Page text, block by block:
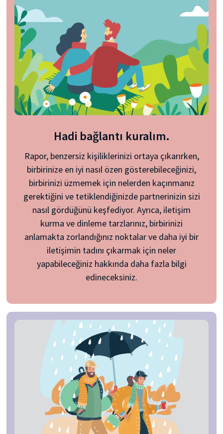
Hadi bağlantı kuralım.
Rapor, benzersiz kişiliklerinizi ortaya çıkarırken,
birbirinize en iyi nasıl özen gösterebileceğinizi,
birbirinizi üzmemek için nelerden kaçınmanız
gerektiğini ve tetiklendiğinizde partnerinizin sizi
nasıl gördüğünü keşfediyor. Ayrıca, iletişim
kurma ve dinleme tarzlarınız, birbirinizi
anlamakta zorlandığınız noktalar ve daha iyi bir
iletişimin tadını çıkarmak için neler
yapabileceğiniz hakkında daha fazla bilgi
edineceksiniz.